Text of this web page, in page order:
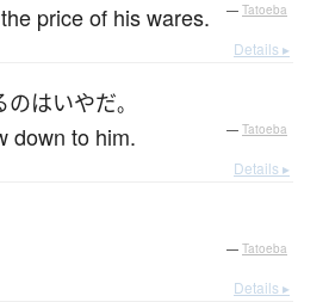
price of his wares. — Tatoeba
Details ▸
のはいやだ。
down to him. — Tatoeba
Details ▸
— Tatoeba
Details ▸